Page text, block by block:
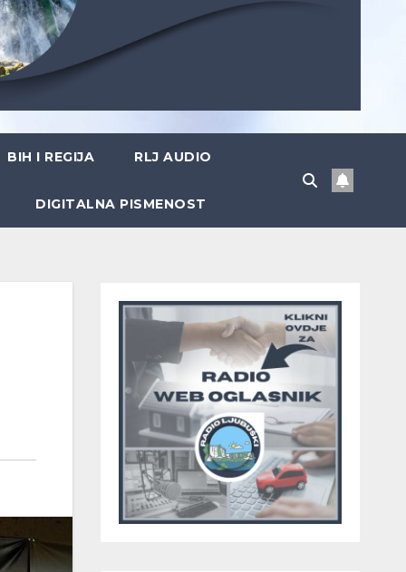
BIH I REGIJA RLJ AUDIO
DIGITALNA PISMENOST